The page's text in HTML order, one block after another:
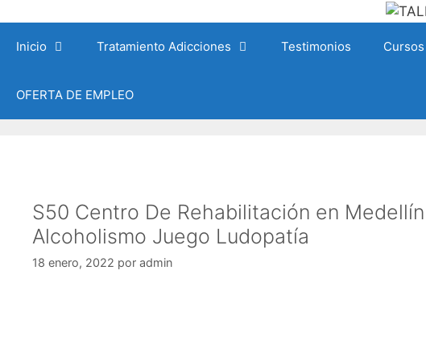
contenido
Inicio Tratamiento Adicciones Testimonios
OFERTA DE EMPLEO
S50 Centro De Rehabilitación en
Alcoholismo Juego Ludopatía
18 enero, 2022 por admin